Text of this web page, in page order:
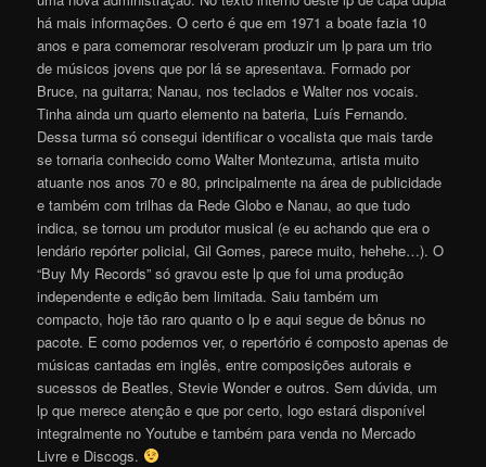
há mais informações. O certo é que em 1971 a boate fazia 10
anos e para comemorar resolveram produzir um lp para um trio
de músicos jovens que por lá se apresentava. Formado por
Bruce, na guitarra; Nanau, nos teclados e Walter nos vocais.
Tinha ainda um quarto elemento na bateria, Luís Fernando.
Dessa turma só consegui identificar o vocalista que mais tarde
se tornaria conhecido como Walter Montezuma, artista muito
atuante nos anos 70 e 80, principalmente na área de publicidade
e também com trilhas da Rede Globo e Nanau, ao que tudo
indica, se tornou um produtor musical (e eu achando que era o
lendário repórter policial, Gil Gomes, parece muito, hehehe…). O
“Buy My Records” só gravou este lp que foi uma produção
independente e edição bem limitada. Saiu também um
compacto, hoje tão raro quanto o lp e aqui segue de bônus no
pacote. E como podemos ver, o repertório é composto apenas de
músicas cantadas em inglês, entre composições autorais e
sucessos de Beatles, Stevie Wonder e outros. Sem dúvida, um
lp que merece atenção e que por certo, logo estará disponível
integralmente no Youtube e também para venda no Mercado
Livre e Discogs.